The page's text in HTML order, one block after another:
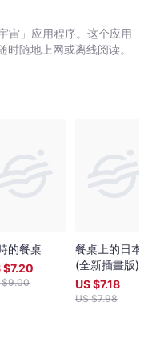
的因果關係」，以記者
入農場,研發室,養殖場,加
開現代食品的面貌。這
兩難，從目擊真相，重
宙」应用程序。这个应用
随地上网或离线阅读。
的餐桌
$7.20
$9.00
餐桌上的日本
(全新插畫版)
US $7.18
US $7.98